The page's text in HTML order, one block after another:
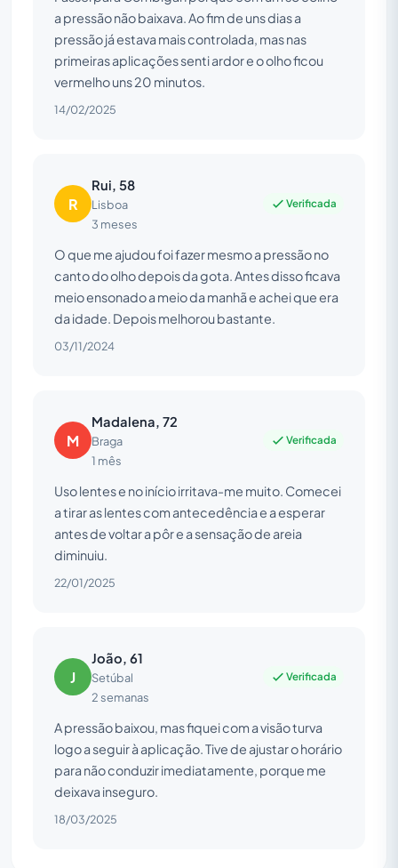
a pressão não baixava. Ao fim de uns dias a
pressão já estava mais controlada, mas nas
primeiras aplicações senti ardor e o olho ficou
vermelho uns 20 minutos.
14/02/2025
R
Rui, 58
Lisboa
3 meses
Verificada
O que me ajudou foi fazer mesmo a pressão no
canto do olho depois da gota. Antes disso ficava
meio ensonado a meio da manhã e achei que era
da idade. Depois melhorou bastante.
03/11/2024
M
Madalena, 72
Braga
1 mês
Verificada
Uso lentes e no início irritava-me muito. Comecei
a tirar as lentes com antecedência e a esperar
antes de voltar a pôr e a sensação de areia
diminuiu.
22/01/2025
J
João, 61
Setúbal
2 semanas
Verificada
A pressão baixou, mas fiquei com a visão turva
logo a seguir à aplicação. Tive de ajustar o horário
para não conduzir imediatamente, porque me
deixava inseguro.
18/03/2025